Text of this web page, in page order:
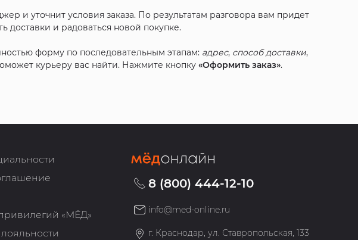
и уточнит условия заказа. По результатам разговора вам придет
доставки и радоваться новой покупке.
форму по последовательным этапам: адрес, способ доставки,
курьеру вас найти. Нажмите кнопку«Оформить заказ».
«МЁД»
8 (800) 444-12-10
info@med-online.ru
г. Краснодар, ул. Ставропольская, 133